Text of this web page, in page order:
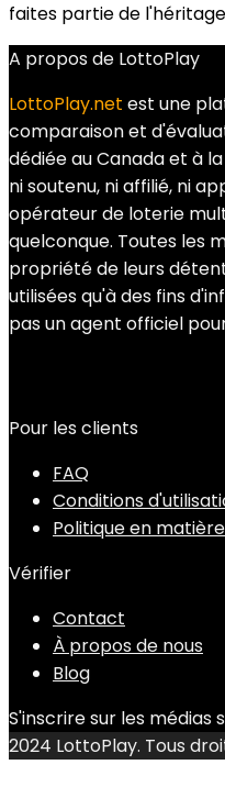
faites partie de
A propos de LottoPlay
LottoPlay.net est une
comparaison et
dédiée au Canada et à
ni soutenu, ni affilié, ni
opérateur de loterie
quelconque. Toutes les
propriété de leurs
utilisées qu'à des fins
pas un agent officiel
Pour les clients
FAQ
Conditions
Politique en
Vérifier
Contact
À propos de nous
Blog
S'inscrire sur les médias
2024 LottoPlay. Tous